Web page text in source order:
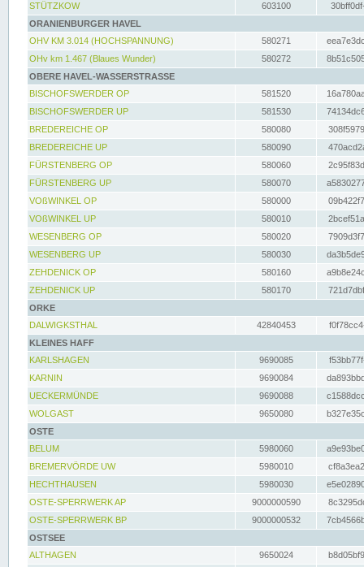
STÜTZKOW
603100
ORANIENBURGER HAVEL
OHV KM 3.014 (HOCHSPANNUNG)
580271
OHv km 1.467 (Blaues Wunder)
580272
OBERE HAVEL-WASSERSTRASSE
BISCHOFSWERDER OP
581520
BISCHOFSWERDER UP
581530
BREDEREICHE OP
580080
BREDEREICHE UP
580090
FÜRSTENBERG OP
580060
FÜRSTENBERG UP
580070
VOßWINKEL OP
580000
VOßWINKEL UP
580010
WESENBERG OP
580020
WESENBERG UP
580030
ZEHDENICK OP
580160
ZEHDENICK UP
580170
ORKE
DALWIGKSTHAL
42840453
KLEINES HAFF
KARLSHAGEN
9690085
KARNIN
9690084
UECKERMÜNDE
9690088
WOLGAST
9650080
OSTE
BELUM
5980060
BREMERVÖRDE UW
5980010
HECHTHAUSEN
5980030
OSTE-SPERRWERK AP
9000000590
OSTE-SPERRWERK BP
9000000532
OSTSEE
ALTHAGEN
9650024